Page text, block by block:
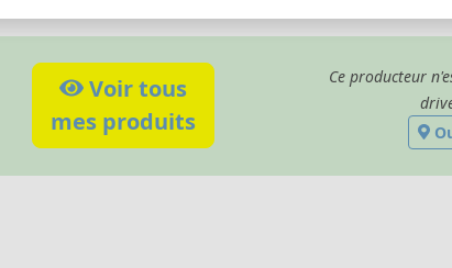
Voir tous
mes produits
Ce producteur